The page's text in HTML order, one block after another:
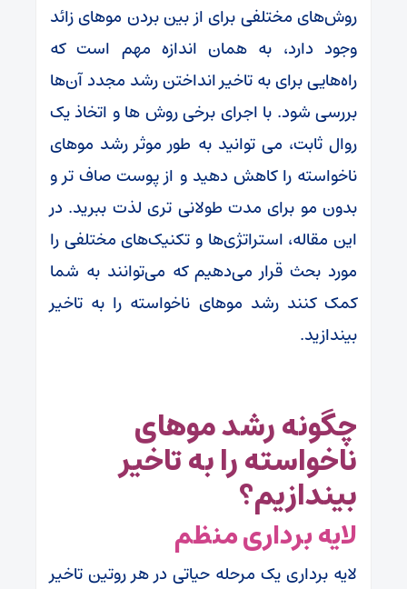
روش‌های مختلفی برای از بین بردن موهای زائد
وجود دارد، به همان اندازه مهم است که
راه‌هایی برای به تاخیر انداختن رشد مجدد آن‌ها
بررسی شود. با اجرای برخی روش ها و اتخاذ یک
روال ثابت، می توانید به طور موثر رشد موهای
ناخواسته را کاهش دهید و از پوست صاف تر و
بدون مو برای مدت طولانی تری لذت ببرید. در
این مقاله، استراتژی‌ها و تکنیک‌های مختلفی را
مورد بحث قرار می‌دهیم که می‌توانند به شما
کمک کنند رشد موهای ناخواسته را به تاخیر
بیندازید.
چگونه رشد موهای
ناخواسته را به تاخیر
بیندازیم؟
لایه برداری منظم
لایه برداری یک مرحله حیاتی در هر روتین تاخیر